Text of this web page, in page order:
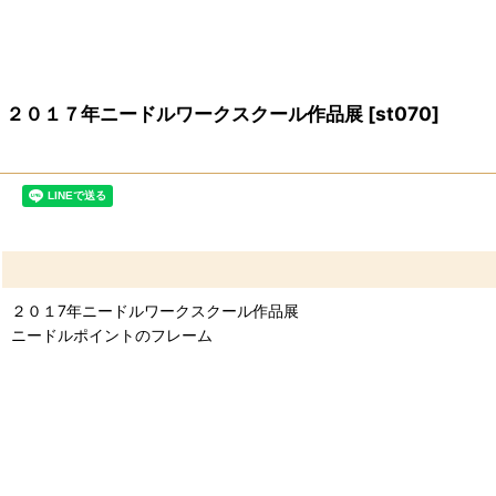
２０１７年ニードルワークスクール作品展 [st070]
２０１7年ニードルワークスクール作品展
ニードルポイントのフレーム